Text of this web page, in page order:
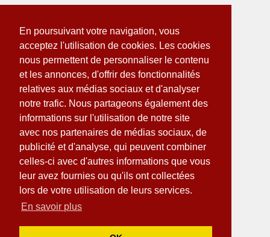
En poursuivant votre navigation, vous
acceptez l'utilisation de cookies. Les cookies
nous permettent de personnaliser le contenu
et les annonces, d'offrir des fonctionnalités
relatives aux médias sociaux et d'analyser
notre trafic. Nous partageons également des
informations sur l'utilisation de notre site
avec nos partenaires de médias sociaux, de
publicité et d'analyse, qui peuvent combiner
celles-ci avec d'autres informations que vous
leur avez fournies ou qu'ils ont collectées
lors de votre utilisation de leurs services.
En savoir plus